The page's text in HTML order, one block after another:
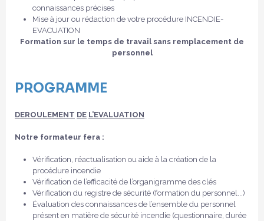
connaissances précises
Mise à jour ou rédaction de votre procédure INCENDIE-
EVACUATION
Formation sur le temps de travail sans remplacement de
personnel
PROGRAMME
DEROULEMENT DE L’EVALUATION
Notre formateur fera :
Vérification, réactualisation ou aide à la création de la
procédure incendie
Vérification de l’efficacité de l’organigramme des clés
Vérification du registre de sécurité (formation du personnel...)
Évaluation des connaissances de l’ensemble du personnel
présent en matière de sécurité incendie (questionnaire, durée